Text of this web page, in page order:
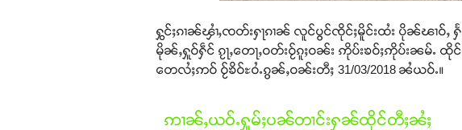
ႁွင်ႈၵၢၼ်ၾၢႆႇၸတ်းႁႃၵၢၼ် လူင်ပွင်ၸိုင်ႈမိူင်းထႆး ပိုၼ်ၽၢဝ်ႇ ႁႅ
မိုၼ်ႇႁူဝ်ႁဵင် ၵႂႃႇတေႃႇဝတ်းဝႂ်ၵူႈဝၼ်း ဢိုပ်းၶဝ်ႈဢိုပ်းၼမ်ႉ
တေလႆႈဢဝ် ဝႂ်ၶိဝ်ႊဝႆႉၵွၼ်ႇဝၼ်းတီႈ 31/03/2018 ၼႆယဝ်ႉ။
ဢၢၼ်ႇယဝ်ႉႁူမ်ႈပၼ်တၢင်းႁၼ်ထိုင်တီႈၼႆႈ